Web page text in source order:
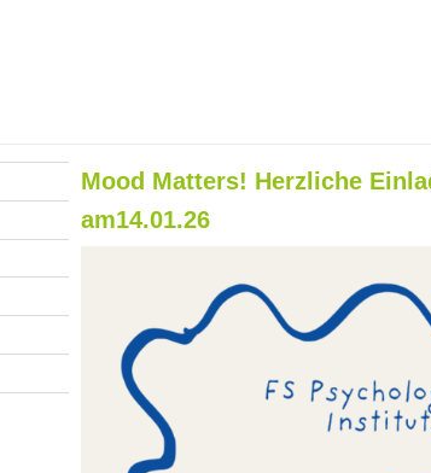
Mood Matters! Herzliche
am14.01.26